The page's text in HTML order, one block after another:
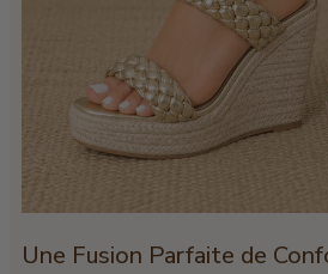
Une Fusion Parfaite de